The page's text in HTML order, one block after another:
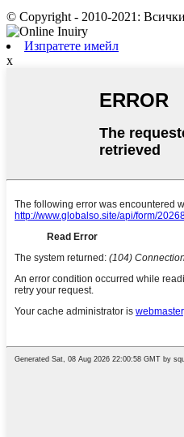
© Copyright - 2010-2021: Всички
Изпратете имейл
x